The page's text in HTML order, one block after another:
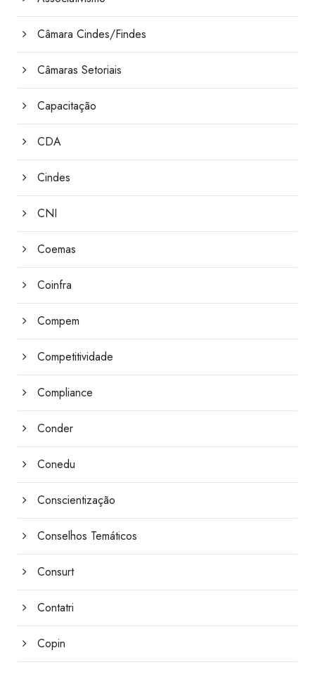
Câmara Cindes/Findes
Câmaras Setoriais
Capacitação
CDA
Cindes
CNI
Coemas
Coinfra
Compem
Competitividade
Compliance
Conder
Conedu
Conscientização
Conselhos Temáticos
Consurt
Contatri
Copin